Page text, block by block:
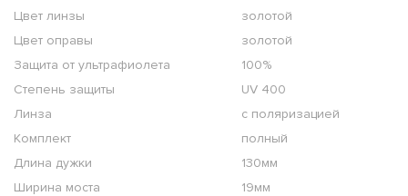
Цвет линзы
золотой
Цвет оправы
золотой
Защита от ультрафиолета
100%
Степень защиты
UV 400
Линза
с поляризацией
Комплект
полный
Длина дужки
130мм
Ширина моста
19мм